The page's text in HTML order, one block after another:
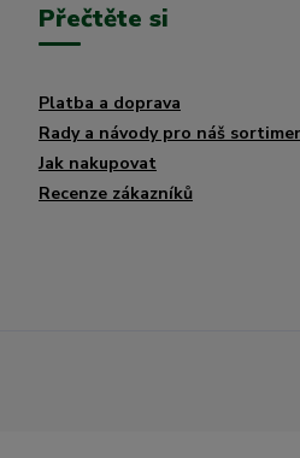
Přečtěte si
Platba a doprava
Rady a návody pro náš
Jak nakupovat
Recenze zákazníků